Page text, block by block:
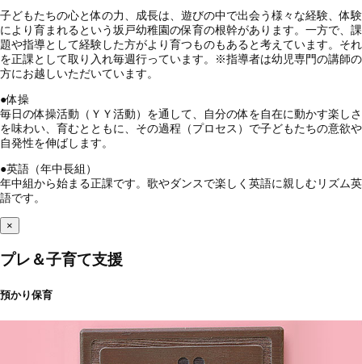
子どもたちの心と体の力、成長は、遊びの中で出会う様々な経験、体験
により育まれるという坂戸幼稚園の保育の根幹があります。一方で、課
題や指導として経験した方がより育つものもあると考えています。それ
を正課として取り入れ毎週行っています。※指導者は幼児専門の講師の
方にお越しいただいています。
●体操
毎日の体操活動（ＹＹ活動）を通して、自分の体を自在に動かす楽しさ
を味わい、育むとともに、その過程（プロセス）で子どもたちの意欲や
自発性を伸ばします。
●英語（年中長組）
年中組から始まる正課です。歌やダンスで楽しく英語に親しむリズム英
語です。
×
プレ＆子育て支援
預かり保育